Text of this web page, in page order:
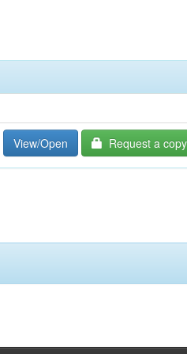
View/Open Request a copy